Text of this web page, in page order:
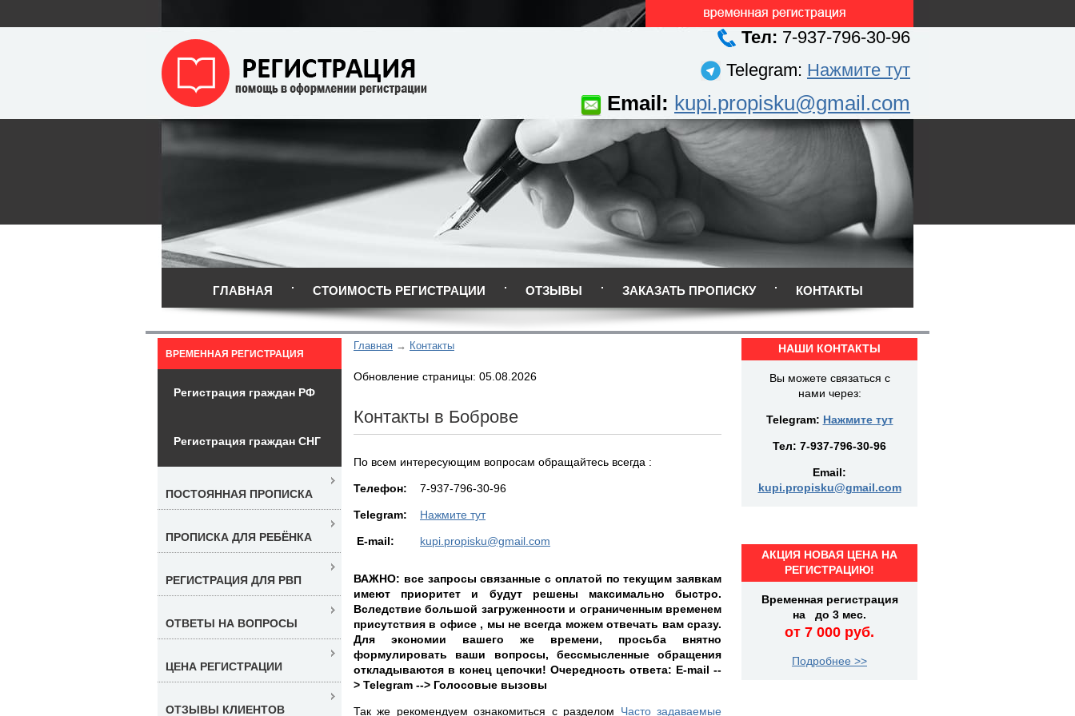
Тел: 7-937-796-30-96
Telegram: Нажмите тут
Email: kupi.propisku@gmail.com
ГЛАВНАЯ СТОИМОСТЬ РЕГИСТРАЦИИ ОТЗЫВЫ ЗАКАЗАТЬ ПРОПИСКУ КОНТАКТЫ
Главная Контакты
Обновление страницы: 05.08.2026
Контакты в Боброве
По всем интересующим вопросам обращайтесь всегда :
Teлефон: 7-937-796-30-96
Telegram: Нажмите тут
E-mail: kupi.propisku@gmail.com
ВАЖНО: все запросы связанные с оплатой по текущим заявкам
имеют приоритет и будут решены максимально быстро.
Вследствие большой загруженности и ограниченным временем
присутствия в офисе , мы не всегда можем отвечать вам сразу.
Для экономии вашего же времени, просьба внятно
формулировать ваши вопросы, бессмысленные обращения
откладываются в конец цепочки! Очередность ответа: E-mail --
> Telegram --> Голосовые вызовы
Так же рекомендуем ознакомиться с разделом Часто задаваемые
ВРЕМЕННАЯ РЕГИСТРАЦИЯ
Регистрация граждан РФ
Регистрация граждан СНГ
ПОСТОЯННАЯ ПРОПИСКА
ПРОПИСКА ДЛЯ РЕБЁНКА
РЕГИСТРАЦИЯ ДЛЯ РВП
ОТВЕТЫ НА ВОПРОСЫ
ЦЕНА РЕГИСТРАЦИИ
ОТЗЫВЫ КЛИЕНТОВ
НАШИ КОНТАКТЫ
Вы можете связаться с
нами через:
Telegram: Нажмите тут
Тел: 7-937-796-30-96
Email:
kupi.propisku@gmail.com
АКЦИЯ НОВАЯ ЦЕНА НА
РЕГИСТРАЦИЮ!
Временная регистрация
на до 3 мес.
от 7 000 руб.
Подробнее >>